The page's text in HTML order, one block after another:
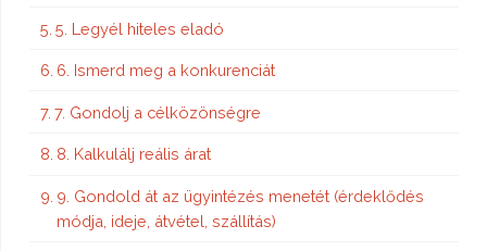
5. Legyél hiteles eladó
6. Ismerd meg a konkurenciát
7. Gondolj a célközönségre
8. Kalkulálj reális árat
9. Gondold át az ügyintézés menetét (érdeklődés
módja, ideje, átvétel, szállítás)